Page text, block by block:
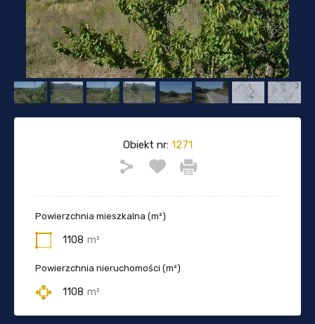
Obiekt nr:1271
Powierzchnia mieszkalna (m²)
1108 m²
Powierzchnia nieruchomości (m²)
1108 m²